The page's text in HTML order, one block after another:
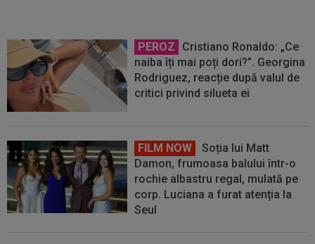
PEROZ
Cristiano Ronaldo: „Ce
naiba îți mai poți dori?”. Georgina
Rodriguez, reacție după valul de
critici privind silueta ei
FILM NOW
Soția lui Matt
Damon, frumoasa balului într-o
rochie albastru regal, mulată pe
corp. Luciana a furat atenția la
Seul